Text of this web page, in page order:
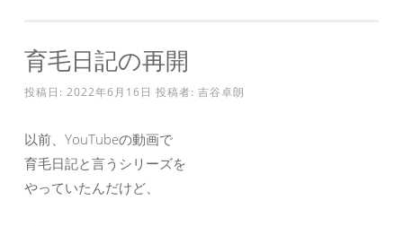
育毛日記の再開
投稿日: 2022年6月16日 投稿者: 吉谷卓朗
以前、YouTubeの動画で
育毛日記と言うシリーズを
やっていたんだけど、